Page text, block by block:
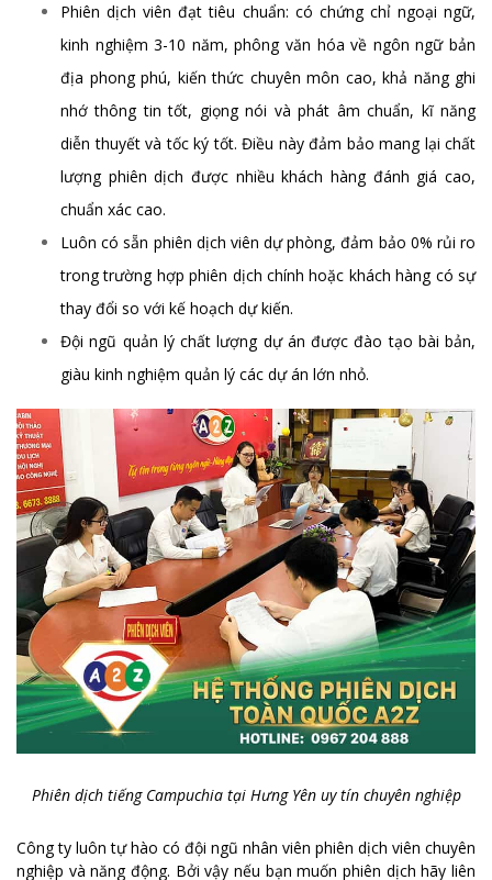
Phiên dịch viên đạt tiêu chuẩn: có chứng chỉ ngoại ngữ,
kinh nghiệm 3-10 năm, phông văn hóa về ngôn ngữ bản
địa phong phú, kiến thức chuyên môn cao, khả năng ghi
nhớ thông tin tốt, giọng nói và phát âm chuẩn, kĩ năng
diễn thuyết và tốc ký tốt. Điều này đảm bảo mang lại chất
lượng phiên dịch được nhiều khách hàng đánh giá cao,
chuẩn xác cao.
Luôn có sẵn phiên dịch viên dự phòng, đảm bảo 0% rủi ro
trong trường hợp phiên dịch chính hoặc khách hàng có sự
thay đổi so với kế hoạch dự kiến.
Đội ngũ quản lý chất lượng dự án được đào tạo bài bản,
giàu kinh nghiệm quản lý các dự án lớn nhỏ.
Phiên dịch tiếng Campuchia tại Hưng Yên uy tín chuyên nghiệp
Công ty luôn tự hào có đội ngũ nhân viên phiên dịch viên chuyên
nghiệp và năng động. Bởi vậy nếu bạn muốn phiên dịch hãy liên